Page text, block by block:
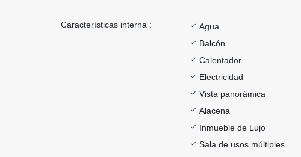
Características interna : Agua
Balcón
Calentador
Electricidad
Vista panorámica
Alacena
Inmueble de Lujo
Sala de usos múltiples